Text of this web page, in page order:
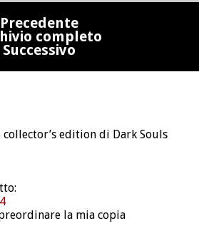
Precedente
completo
Successivo
collector’s edition di Dark Souls
la mia copia